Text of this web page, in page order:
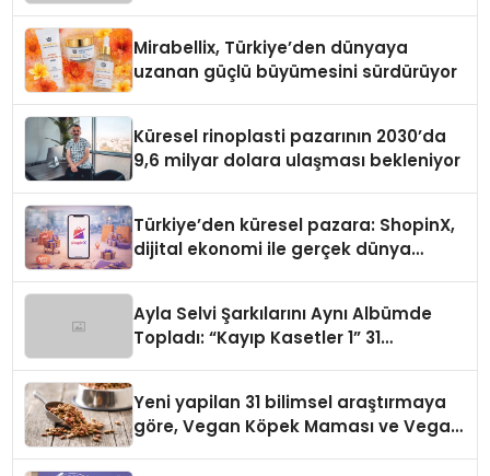
Mirabellix, Türkiye’den dünyaya
uzanan güçlü büyümesini sürdürüyor
Küresel rinoplasti pazarının 2030’da
9,6 milyar dolara ulaşması bekleniyor
Türkiye’den küresel pazara: ShopinX,
dijital ekonomi ile gerçek dünya
Ayla Selvi Şarkılarını Aynı Albümde
Topladı: “Kayıp Kasetler 1” 31
Yeni yapilan 31 bilimsel araştırmaya
göre, Vegan Köpek Maması ve Vegan